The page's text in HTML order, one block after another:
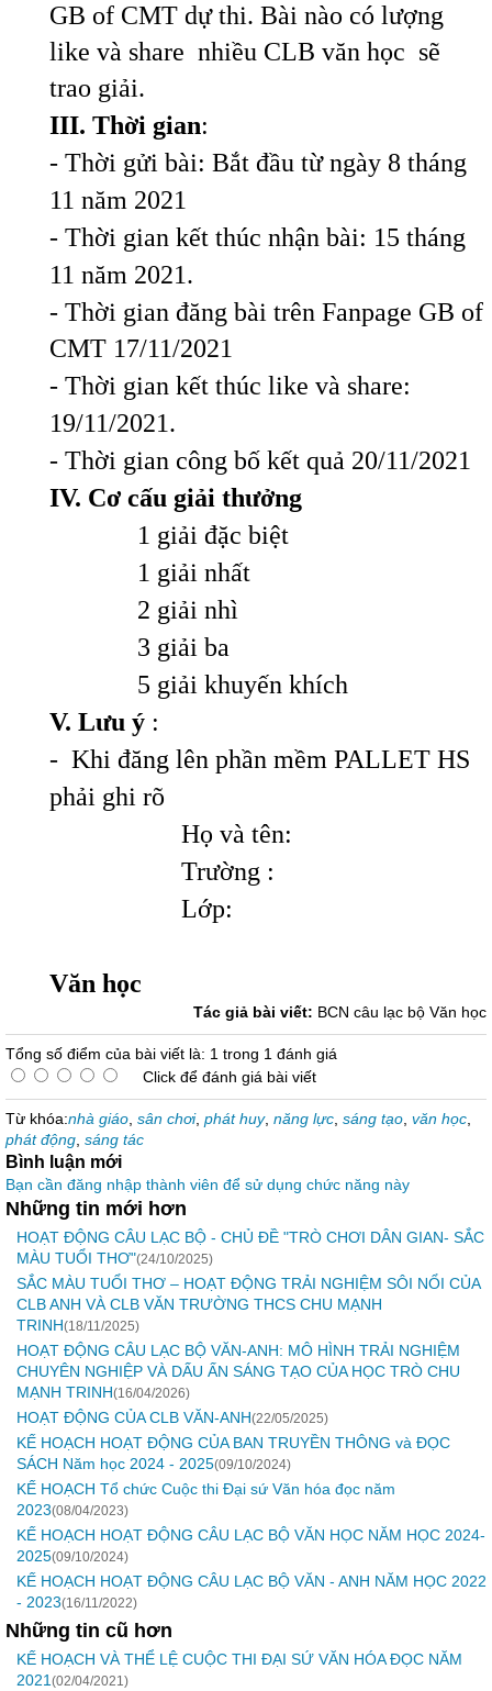
GB of CMT dự thi. Bài nào có lượng
like và share nhiều CLB văn học sẽ
trao giải.
III. Thời gian:
- Thời gửi bài: Bắt đầu từ ngày 8 tháng
11 năm 2021
- Thời gian kết thúc nhận bài: 15 tháng
11 năm 2021.
- Thời gian đăng bài trên Fanpage GB of
CMT 17/11/2021
- Thời gian kết thúc like và share:
19/11/2021.
- Thời gian công bố kết quả 20/11/2021
IV. Cơ cấu giải thưởng
1 giải đặc biệt
1 giải nhất
2 giải nhì
3 giải ba
5 giải khuyến khích
V. Lưu ý :
- Khi đăng lên phần mềm PALLET HS
phải ghi rõ
Họ và tên:
Trường :
Lớp:
Văn học
Tác giả bài viết: BCN câu lạc bộ Văn học
Tổng số điểm của bài viết là: 1 trong 1 đánh giá
Click để đánh giá bài viết
Từ khóa:nhà giáo sân chơi, phát huy, năng lực sáng tạo văn học
phát động sáng tác
Bình luận mới
Bạn cần đăng nhập thành viên để sử dụng chức năng này
Những tin mới hơn
HOẠT ĐỘNG CÂU LẠC BỘ - CHỦ ĐỀ "TRÒ CHƠI DÂN GIAN- SẮC
MÀU TUỔI THƠ"(24/10/2025)
SẮC MÀU TUỔI THƠ – HOẠT ĐỘNG TRẢI NGHIỆM SÔI NỔI CỦA
CLB ANH VÀ CLB VĂN TRƯỜNG THCS CHU MẠNH
TRINH(18/11/2025)
HOẠT ĐỘNG CÂU LẠC BỘ VĂN-ANH: MÔ HÌNH TRẢI NGHIỆM
CHUYÊN NGHIỆP VÀ DẤU ẤN SÁNG TẠO CỦA HỌC TRÒ CHU
MẠNH TRINH(16/04/2026)
HOẠT ĐỘNG CỦA CLB VĂN-ANH(22/05/2025)
KẾ HOẠCH HOẠT ĐỘNG CỦA BAN TRUYỀN THÔNG và ĐỌC
SÁCH Năm học 2024 - 2025(09/10/2024)
KẾ HOẠCH Tổ chức Cuộc thi Đại sứ Văn hóa đọc năm
2023(08/04/2023)
KẾ HOẠCH HOẠT ĐỘNG CÂU LẠC BỘ VĂN HỌC NĂM HỌC 2024-
2025(09/10/2024)
KẾ HOẠCH HOẠT ĐỘNG CÂU LẠC BỘ VĂN - ANH NĂM HỌC 2022
- 2023(16/11/2022)
Những tin cũ hơn
KẾ HOẠCH VÀ THỂ LỆ CUỘC THI ĐẠI SỨ VĂN HÓA ĐỌC NĂM
2021 (02/04/2021)